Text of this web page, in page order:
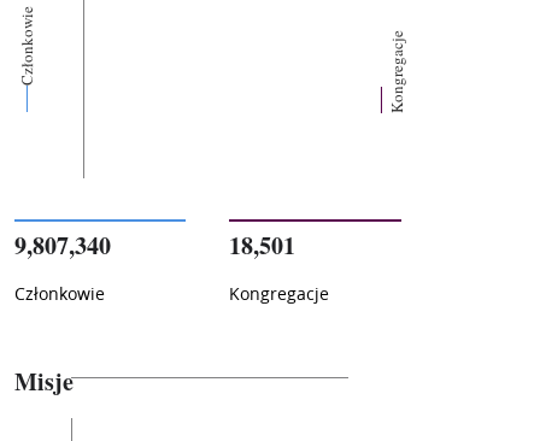
Członkowie Kongregacje
9,807,340
Członkowie
18,501
Kongregacje
Misje